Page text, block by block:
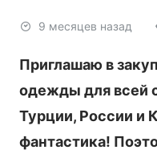
9 месяцев назад
Приглашаю в
одежды для всей
Турции, России и
фантастика!